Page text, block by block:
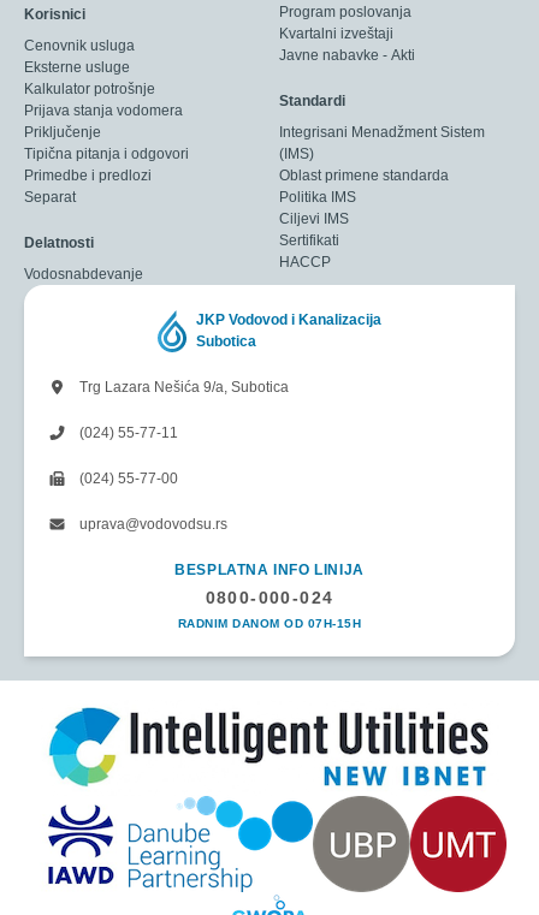
Korisnici
Cenovnik usluga
Eksterne usluge
Kalkulator potrošnje
Prijava stanja vodomera
Priključenje
Tipična pitanja i odgovori
Primedbe i predlozi
Separat
Delatnosti
Vodosnabdevanje
Program poslovanja
Kvartalni izveštaji
Javne nabavke - Akti
Standardi
Integrisani Menadžment Sistem
(IMS)
Oblast primene standarda
Politika IMS
Ciljevi IMS
Sertifikati
HACCP
JKP Vodovod i Kanalizacija
Subotica
Trg Lazara Nešića 9/a, Subotica
(024) 55-77-11
(024) 55-77-00
uprava@vodovodsu.rs
BESPLATNA INFO LINIJA
0800-000-024
RADNIM DANOM OD 07H-15H